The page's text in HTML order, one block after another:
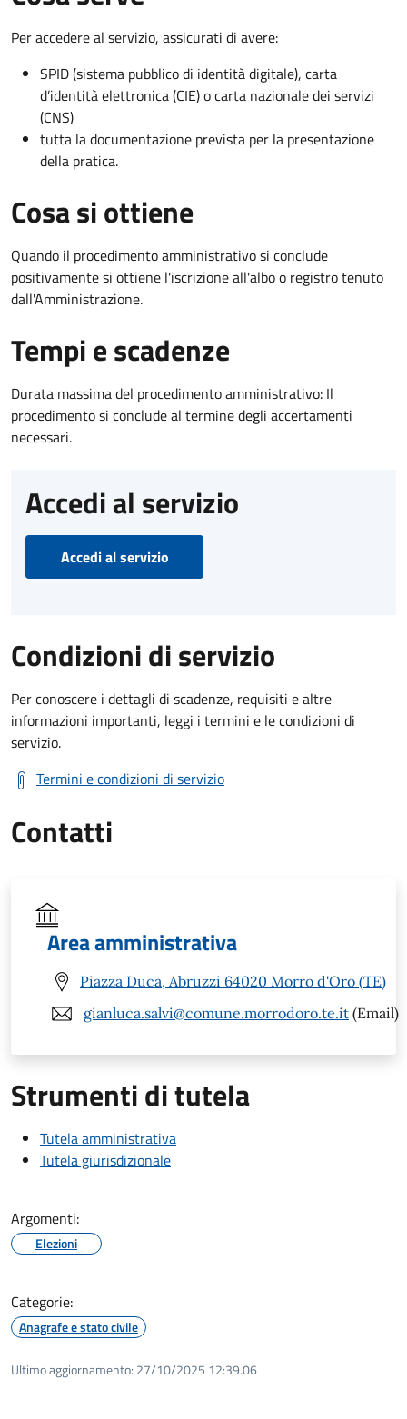
Per accedere al servizio, assicurati di avere:
SPID (sistema pubblico di identità digitale), carta
d’identità elettronica (CIE) o carta nazionale dei servizi
(CNS)
tutta la documentazione prevista per la presentazione
della pratica.
Cosa si ottiene
Quando il procedimento amministrativo si conclude
positivamente si ottiene l'iscrizione all'albo o registro tenuto
dall'Amministrazione.
Tempi e scadenze
Durata massima del procedimento amministrativo: Il
procedimento si conclude al termine degli accertamenti
necessari.
Accedi al servizio
Accedi al servizio
Condizioni di servizio
Per conoscere i dettagli di scadenze, requisiti e altre
informazioni importanti, leggi i termini e le condizioni di
servizio.
Termini e condizioni di servizio
Contatti
Area amministrativa
Piazza Duca, Abruzzi 64020 Morro d'Oro (TE)
gianluca.salvi@comune.morrodoro.te.it (Email)
Strumenti di tutela
Tutela amministrativa
Tutela giurisdizionale
Argomenti:
Elezioni
Categorie:
Anagrafe e stato civile
Ultimo aggiornamento: 27/10/2025 12:39.06